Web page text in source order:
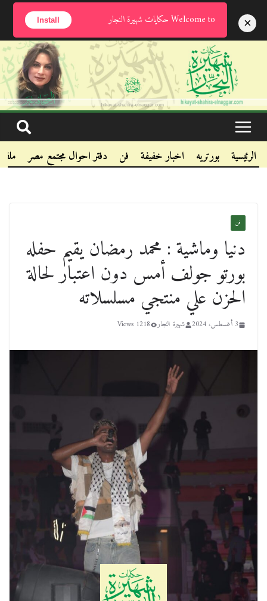
الإثنين, أغسطس 10, 2026
.
.
.
الرئيسية بورتريه اخبار خفيفة فن دفتر احوال مجتمع مصر
فن
دنيا وماشية : محمد رمضان يقيم حفله
بورتو جولف أمس دون اعتبار لحالة
الحزن علي منتجي مسلسلاته
3 أغسطس، 2024 شهيرة النجار 1218 Views
Welcome to حكايات شهيرة النجار Install ×